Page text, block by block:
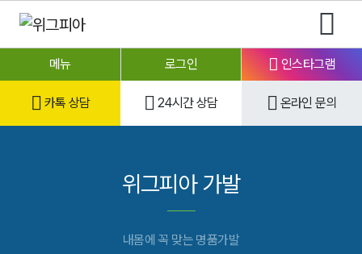
메뉴 로그인 인스타그램
카톡 상담 24시간 상담 온라인 문의
위그피아 가발
내몸에 꼭 맞는 명품가발